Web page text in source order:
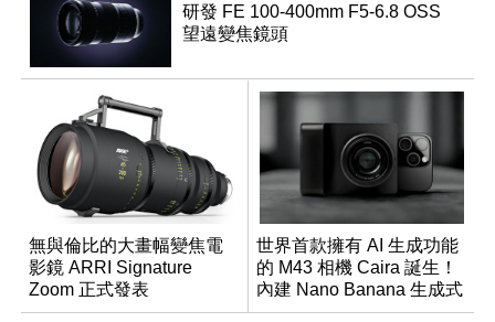
研發 FE 100-400mm F5-6.8 OSS
望遠變焦鏡頭
無與倫比的大畫幅變焦電
影鏡 ARRI Signature
Zoom 正式發表
世界首款擁有 AI 生成功能
的 M43 相機 Caira 誕生！
內建 Nano Banana 生成式
AI